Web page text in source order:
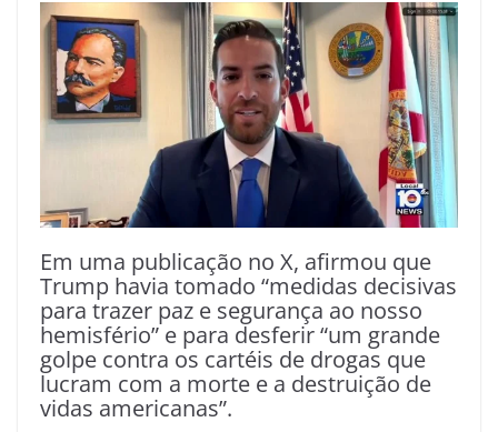
Em uma publicação no X, afirmou que
Trump havia tomado “medidas decisivas
para trazer paz e segurança ao nosso
hemisfério” e para desferir “um grande
golpe contra os cartéis de drogas que
lucram com a morte e a destruição de
vidas americanas”.